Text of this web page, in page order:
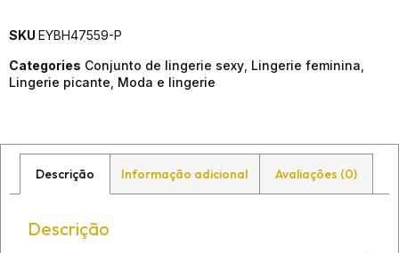
SKU EYBH47559-P
Categories Conjunto de lingerie sexy Lingerie feminina
Lingerie picante Moda e lingerie
Descrição Informação adicional Avaliações (0)
Descrição